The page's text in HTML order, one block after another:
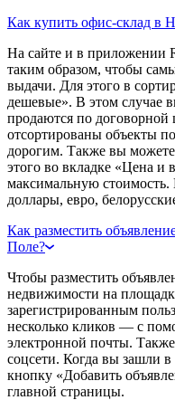
Как купить офис-склад в
На сайте и в приложении
таким образом, чтобы
выдачи. Для этого в
дешевые». В этом случае
продаются по договорной
отсортированы объекты
дорогим. Также вы
этого во вкладке «Цена и
максимальную
доллары, евро,
Как разместить
Поле?
Чтобы разместить
недвижимости на
зарегистрированным
несколько кликов — с
электронной почты.
соцсети. Когда вы зашли
кнопку «Добавить
главной страницы.